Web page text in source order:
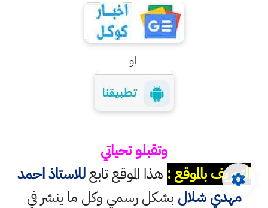
او
وتقبلو تحياتي
التعريف بالموقع : هذا الموقع تابعللاستاذ احمد
مهدي شلال بشكل رسمي وكل ما ينشر في